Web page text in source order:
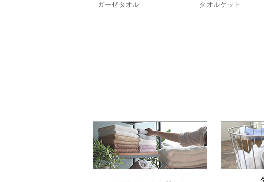
ガーゼタオル
タオルケット